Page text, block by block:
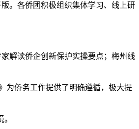
。各侨团积极组织集体学习、线上研
解读侨企创新保护实操要点；梅州线
侨务工作提供了明确遵循，极大提